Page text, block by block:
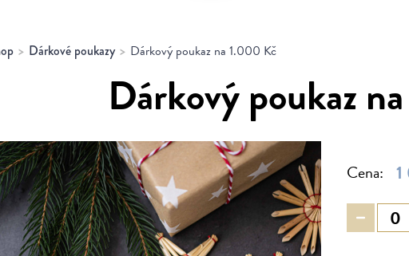
Dárkové poukazy Dárkový poukaz na 1.000 Kč
Dárkový poukaz
Cena: